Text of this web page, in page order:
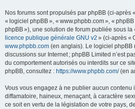
Nos forums sont propulsés par phpBB (ci-après
« logiciel phpBB », « www.phpbb.com », «
phpBB »), une solution de forum publiée sous la
licence publique générale GNU v2 » (ci-après «
www.phpbb.com (en anglais). Le logiciel phpBB
discussions sur Internet ; phpBB Limited n’est
du comportement autorisés ou interdits sur ce
phpBB, consultez : https://www.phpbb.com/(en
Vous vous engagez à ne publier aucun
diffamatoire, haineux, menaçant, à caractère
ce soit en vertu de la législation de votre pays,